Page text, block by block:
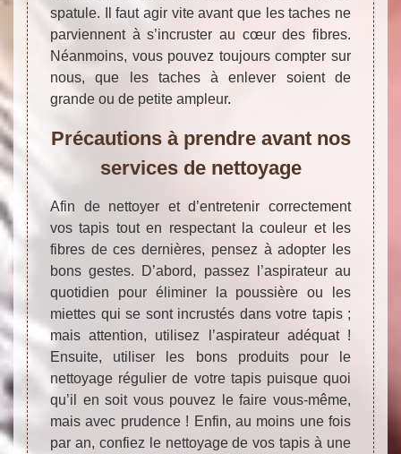
spatule. Il faut agir vite avant que les taches ne
parviennent à s’incruster au cœur des fibres.
Néanmoins, vous pouvez toujours compter sur
nous, que les taches à enlever soient de
grande ou de petite ampleur.
Précautions à prendre avant nos
services de nettoyage
Afin de nettoyer et d’entretenir correctement
vos tapis tout en respectant la couleur et les
fibres de ces dernières, pensez à adopter les
bons gestes. D’abord, passez l’aspirateur au
quotidien pour éliminer la poussière ou les
miettes qui se sont incrustés dans votre tapis ;
mais attention, utilisez l’aspirateur adéquat !
Ensuite, utiliser les bons produits pour le
nettoyage régulier de votre tapis puisque quoi
qu’il en soit vous pouvez le faire vous-même,
mais avec prudence ! Enfin, au moins une fois
par an, confiez le nettoyage de vos tapis à une